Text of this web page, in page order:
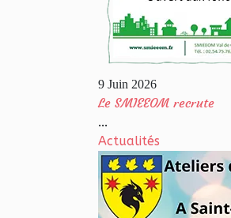
9 Juin 2026
Le SMIEEOM recrute
...
Actualités